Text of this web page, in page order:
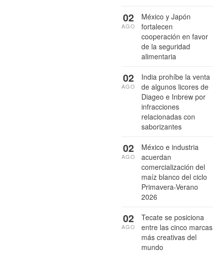
México y Japón
fortalecen
cooperación en favor
de la seguridad
alimentaria
02
AGO
India prohíbe la venta
de algunos licores de
Diageo e Inbrew por
infracciones
relacionadas con
saborizantes
02
AGO
México e industria
acuerdan
comercialización del
maíz blanco del ciclo
Primavera-Verano
2026
02
AGO
Tecate se posiciona
entre las cinco marcas
más creativas del
mundo
02
AGO